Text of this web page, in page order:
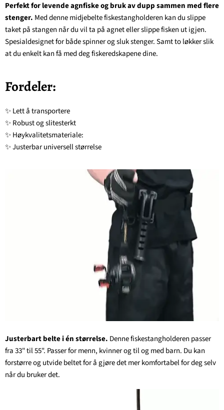
Perfekt for levende agnfiske og bruk av dupp sammen med flere
stenger. Med denne midjebelte fiskestangholderen kan du slippe
taket på stangen når du vil ta på agnet eller slippe fisken ut igjen.
Spesialdesignet for både spinner og sluk stenger. Samt to løkker slik
at du enkelt kan få med deg fiskeredskapene dine.
Fordeler:
✨ Lett å transportere
✨ Robust og slitesterkt
✨ Høykvalitetsmateriale:
✨ Justerbar universell størrelse
Justerbart belte i én størrelse. Denne fiskestangholderen passer
fra 33" til 55". Passer for menn, kvinner og til og med barn. Du kan
forstørre og utvide beltet for å gjøre det mer komfortabel for deg selv
når du bruker det.